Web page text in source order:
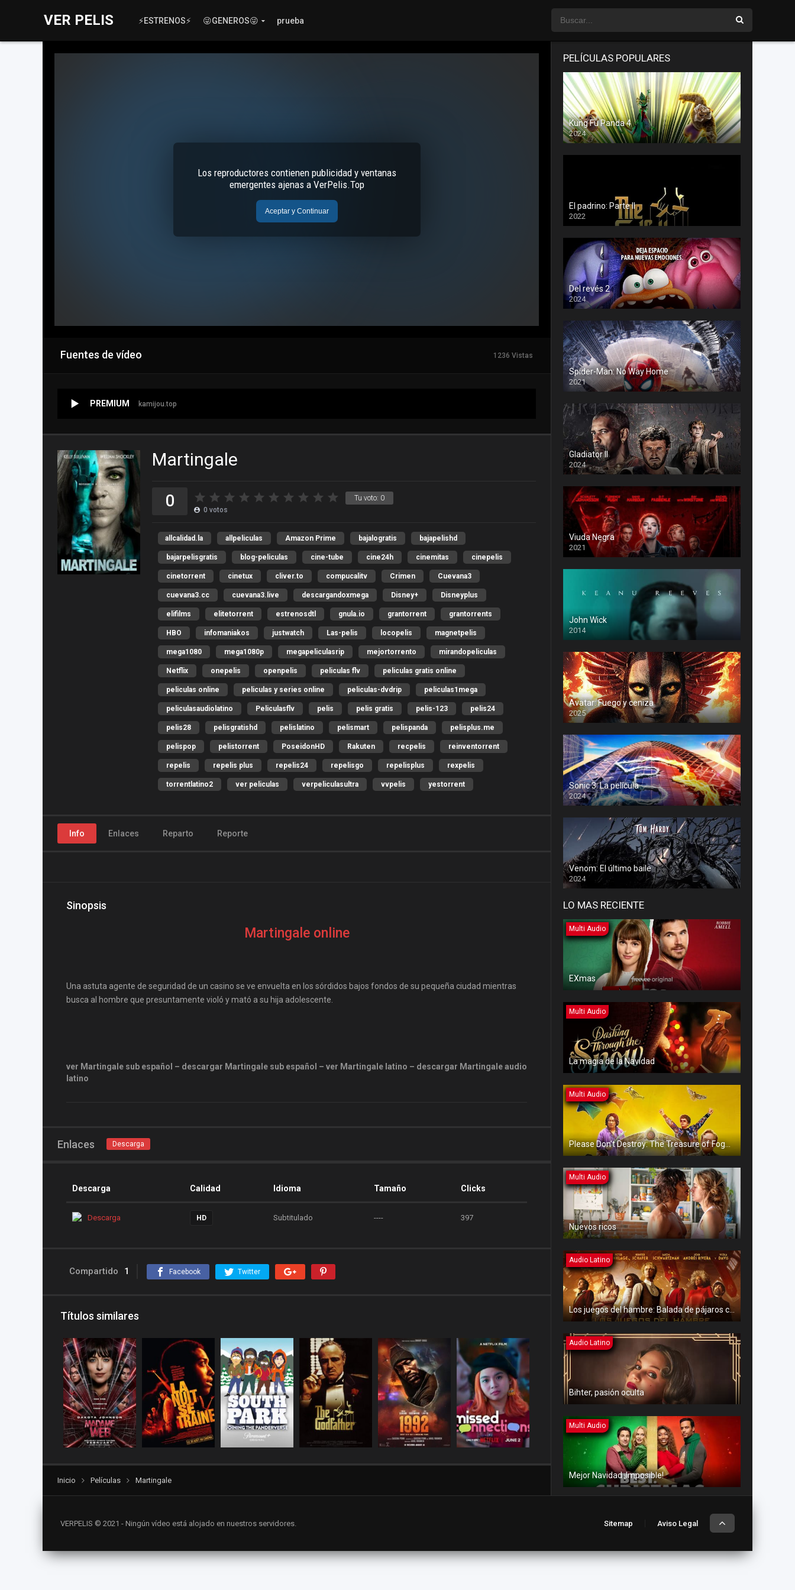
VER PELIS ⚡ESTRENOS⚡ 😜GENEROS😜 prueba
Fuentes de vídeo 1236 Vistas
PREMIUM kamijou.top
Martingale
Tu voto: 0
0 0 votos
allcalidad.la allpeliculas Amazon Prime bajalogratis bajapelishd
bajarpelisgratis blog-peliculas cine-tube cine24h cinemitas cinepelis
cinetorrent cinetux cliver.to compucalitv Crimen Cuevana3
cuevana3.cc cuevana3.live descargandoxmega Disney+ Disneyplus
elifilms elitetorrent estrenosdtl gnula.io grantorrent grantorrents
HBO infomaniakos justwatch Las-pelis locopelis magnetpelis
mega1080 mega1080p megapeliculasrip mejortorrento mirandopeliculas
Netflix onepelis openpelis peliculas flv peliculas gratis online
peliculas online peliculas y series online peliculas-dvdrip peliculas1mega
peliculasaudiolatino Peliculasflv pelis pelis gratis pelis-123 pelis24
pelis28 pelisgratishd pelislatino pelismart pelispanda pelisplus.me
pelispop pelistorrent PoseidonHD Rakuten recpelis reinventorrent
repelis repelis plus repelis24 repelisgo repelisplus rexpelis
torrentlatino2 ver peliculas verpeliculasultra vvpelis yestorrent
Info Enlaces Reparto Reporte
Sinopsis
Martingale online
Una astuta agente de seguridad de un casino se ve envuelta en los sórdidos bajos fondos de su pequeña ciudad mientras
busca al hombre que presuntamente violó y mató a su hija adolescente.
ver Martingale sub español – descargar Martingale sub español – ver Martingale latino – descargar Martingale audio
latino
Enlaces Descarga
Descarga Calidad Idioma Tamaño Clicks
Descarga HD Subtitulado ---- 397
Compartido 1 Facebook Twitter
Títulos similares
Inicio Películas Martingale
PELÍCULAS POPULARES
Kung Fu Panda 4
2024
El padrino: Parte II
2022
Del revés 2
2024
Spider-Man: No Way Home
2021
Gladiator II
2024
Viuda Negra
2021
John Wick
2014
Avatar: Fuego y ceniza
2025
Sonic 3: La película
2024
Venom: El último baile
2024
LO MAS RECIENTE
Multi Audio
EXmas
Multi Audio
La magia de la Navidad
Multi Audio
Please Don’t Destroy: The Treasure of Foggy Mountain
Multi Audio
Nuevos ricos
Audio Latino
Los juegos del hambre: Balada de pájaros cantores y serpientes
Audio Latino
Bihter, pasión oculta
Multi Audio
Mejor Navidad ¡Imposible!
Amor en aguas turbulentas
VERPELIS © 2021 - Ningún vídeo está alojado en nuestros servidores. Sitemap Aviso Legal